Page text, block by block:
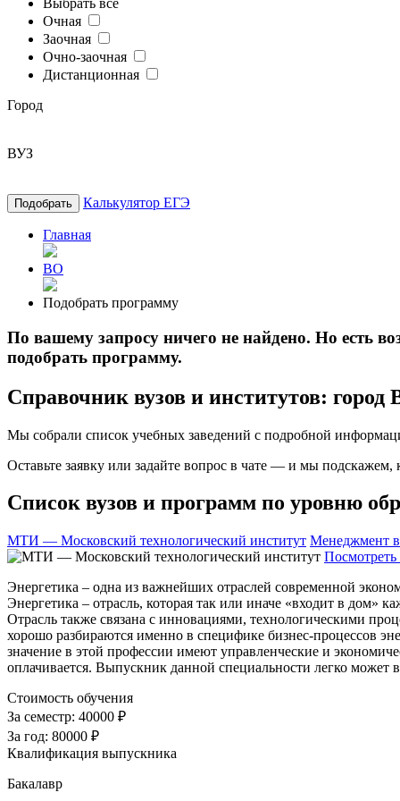
Выбрать все
Очная
Заочная
Очно-заочная
Дистанционная
Город
ВУЗ
Подобрать Калькулятор ЕГЭ
Главная
ВО
Подобрать программу
По вашему запросу ничего не найдено. Но есть
подобрать программу.
Справочник вузов и институтов: город
Мы собрали список учебных заведений с подробной
Оставьте заявку или задайте вопрос в чате — и мы
Список вузов и программ по уровню
МТИ — Московский технологический институт Менеджмент в
Энергетика – одна из важнейших отраслей современной
Энергетика – отрасль, которая так или иначе «входит в дом»
Отрасль также связана с инновациями, технологическими
хорошо разбираются именно в специфике бизнес-процессов
значение в этой профессии имеют управленческие и
оплачивается. Выпускник данной специальности легко может
Стоимость обучения
За семестр: 40000 ₽
За год: 80000 ₽
Квалификация выпускника
Бакалавр